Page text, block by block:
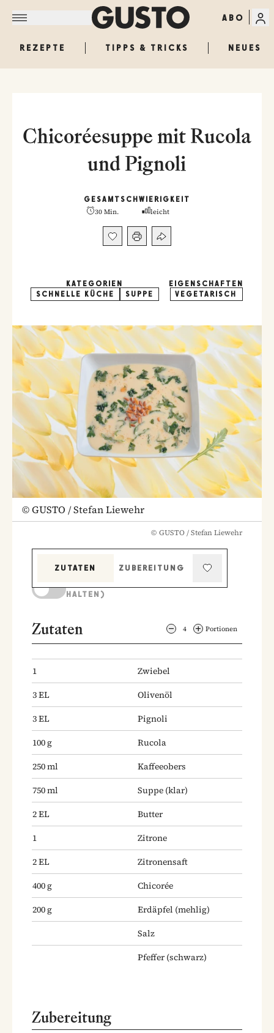
ABO
REZEPTE TIPPS & TRICKS NEUES
Chicoréesuppe mit Rucola
und Pignoli
GESAMT
30 Min.
SCHWIERIGKEIT
leicht
KATEGORIEN
SCHNELLE KÜCHE
SUPPE
EIGENSCHAFTEN
VEGETARISCH
©GUSTO / Stefan Liewehr
© GUSTO / Stefan Liewehr
ZUTATEN
ZUBEREITUNG
HALTEN)
Zutaten 4 Portionen
1
Zwiebel
3EL
Olivenöl
3EL
Pignoli
100g
Rucola
250ml
Kaffeeobers
750ml Suppe (klar)
2EL
Butter
1
Zitrone
2EL
Zitronensaft
400g
Chicorée
200g Erdäpfel (mehlig)
Salz
Pfeffer (schwarz)
Zubereitung